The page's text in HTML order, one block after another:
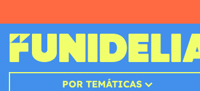
POR TEMÁTICAS